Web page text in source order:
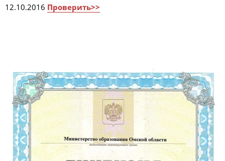
12.10.2016 Проверить>>